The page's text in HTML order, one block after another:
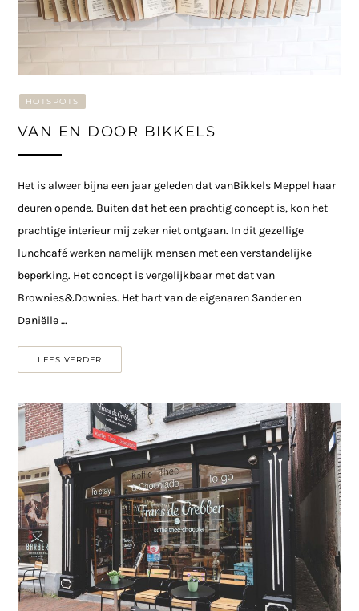
HOTSPOTS
VAN EN DOOR BIKKELS
Het is alweer bijna een jaar geleden dat vanBikkels Meppel haar
deuren opende. Buiten dat het een prachtig concept is, kon het
prachtige interieur mij zeker niet ontgaan. In dit gezellige
lunchcafé werken namelijk mensen met een verstandelijke
beperking. Het concept is vergelijkbaar met dat van
Brownies&Downies. Het hart van de eigenaren Sander en
Daniëlle …
LEES VERDER